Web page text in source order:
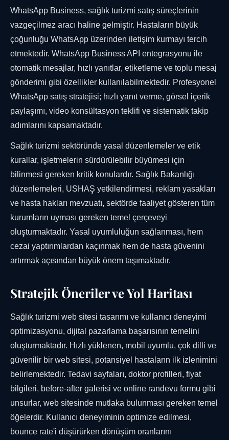
WhatsApp Business, sağlık turizmi satış süreçlerinin
vazgeçilmez aracı haline gelmiştir. Hastaların büyük
çoğunluğu WhatsApp üzerinden iletişim kurmayı tercih
etmektedir. WhatsApp Business API entegrasyonu ile
otomatik mesajlar, hızlı yanıtlar, etiketleme ve toplu mesaj
gönderimi gibi özellikler kullanılabilmektedir. Profesyonel
WhatsApp satış stratejisi; hızlı yanıt verme, görsel içerik
paylaşımı, video konsültasyon teklifi ve sistematik takip
adımlarını kapsamaktadır.
Sağlık turizmi sektöründe yasal düzenlemeler ve etik
kurallar, işletmelerin sürdürülebilir büyümesi için
bilinmesi gereken kritik konulardır. Sağlık Bakanlığı
düzenlemeleri, USHAŞ yetkilendirmesi, reklam yasakları
ve hasta hakları mevzuatı, sektörde faaliyet gösteren tüm
kurumların uyması gereken temel çerçeveyi
oluşturmaktadır. Yasal uyumluluğun sağlanması, hem
cezai yaptırımlardan kaçınmak hem de hasta güvenini
artırmak açısından büyük önem taşımaktadır.
Stratejik Öneriler ve Yol Haritası
Sağlık turizmi web sitesi tasarımı ve kullanıcı deneyimi
optimizasyonu, dijital pazarlama başarısının temelini
oluşturmaktadır. Hızlı yüklenen, mobil uyumlu, çok dilli ve
güvenilir bir web sitesi, potansiyel hastaların ilk izlenimini
belirlemektedir. Tedavi sayfaları, doktor profilleri, fiyat
bilgileri, before-after galerisi ve online randevu formu gibi
unsurlar, web sitesinde mutlaka bulunması gereken temel
öğelerdir. Kullanıcı deneyiminin optimize edilmesi,
bounce rate'i düşürürken dönüşüm oranlarını